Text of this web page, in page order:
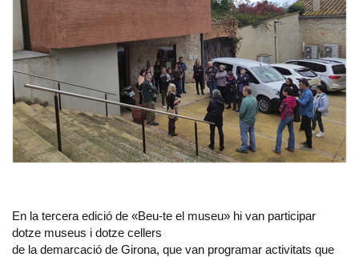
En la tercera edició de «Beu-te el museu» hi van participar
dotze museus i dotze cellers
de la demarcació de Girona, que van programar activitats que